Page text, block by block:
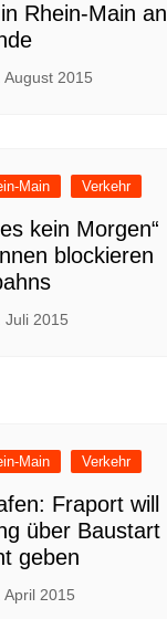
Rhein-Main an
August 2015
Main Verkehr
kein Morgen“
blockieren
Juli 2015
Main Verkehr
Fraport will
über Baustart
geben
April 2015